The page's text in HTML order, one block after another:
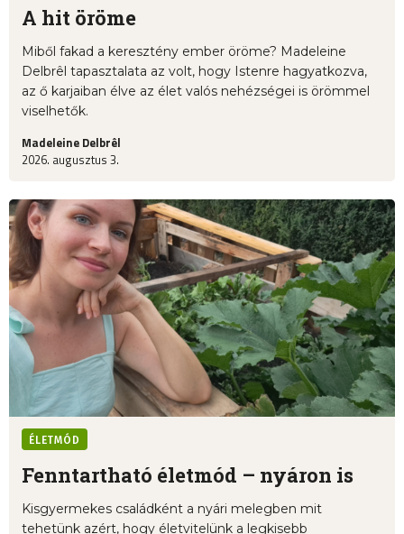
A hit öröme
Miből fakad a keresztény ember öröme? Madeleine
Delbrêl tapasztalata az volt, hogy Istenre hagyatkozva,
az ő karjaiban élve az élet valós nehézségei is örömmel
viselhetők.
Madeleine Delbrêl
2026. augusztus 3.
ÉLETMÓD
Fenntartható életmód – nyáron is
Kisgyermekes családként a nyári melegben mit
tehetünk azért, hogy életvitelünk a legkisebb